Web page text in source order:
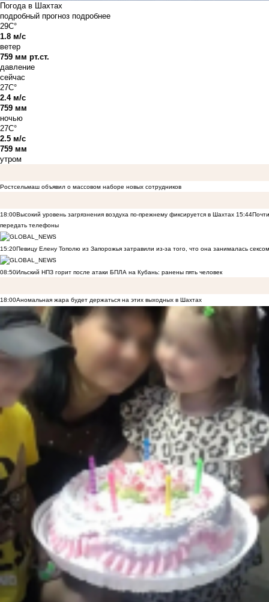
Погода в Шахтах
подробный прогноз подробнее
29C°
1.8 м/с
ветер
759 мм рт.ст.
давление
сейчас
27C°
2.4 м/с
759 мм
ночью
27C°
2.5 м/с
759 мм
утром
Ростсельмаш объявил о массовом наборе новых сотрудников
18:00Высокий уровень загрязнения воздуха по-прежнему фиксируется в Шахтах 15:44
передать телефоны
15:20Певицу Елену Тополю из Запорожья затравили из-за того, что она занималась
08:50Ильский НПЗ горит после атаки БПЛА на Кубань: ранены пять человек
18:00Аномальная жара будет держаться на этих выходных в Шахтах